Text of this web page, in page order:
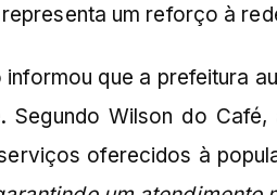
um reforço à
que a prefeitura
Segundo Wilson do
oferecidos à